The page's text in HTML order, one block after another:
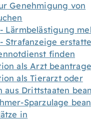
Genehmigung von
Lärmbelästigung
Strafanzeige
finden
als Arzt
als Tierarzt oder
aus Drittstaaten
Sparzulage
in